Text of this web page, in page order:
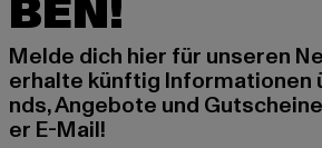
BEN!
Melde dich hier für unseren
erhalte künftig Informationen
nds, Angebote und
er E-Mail!